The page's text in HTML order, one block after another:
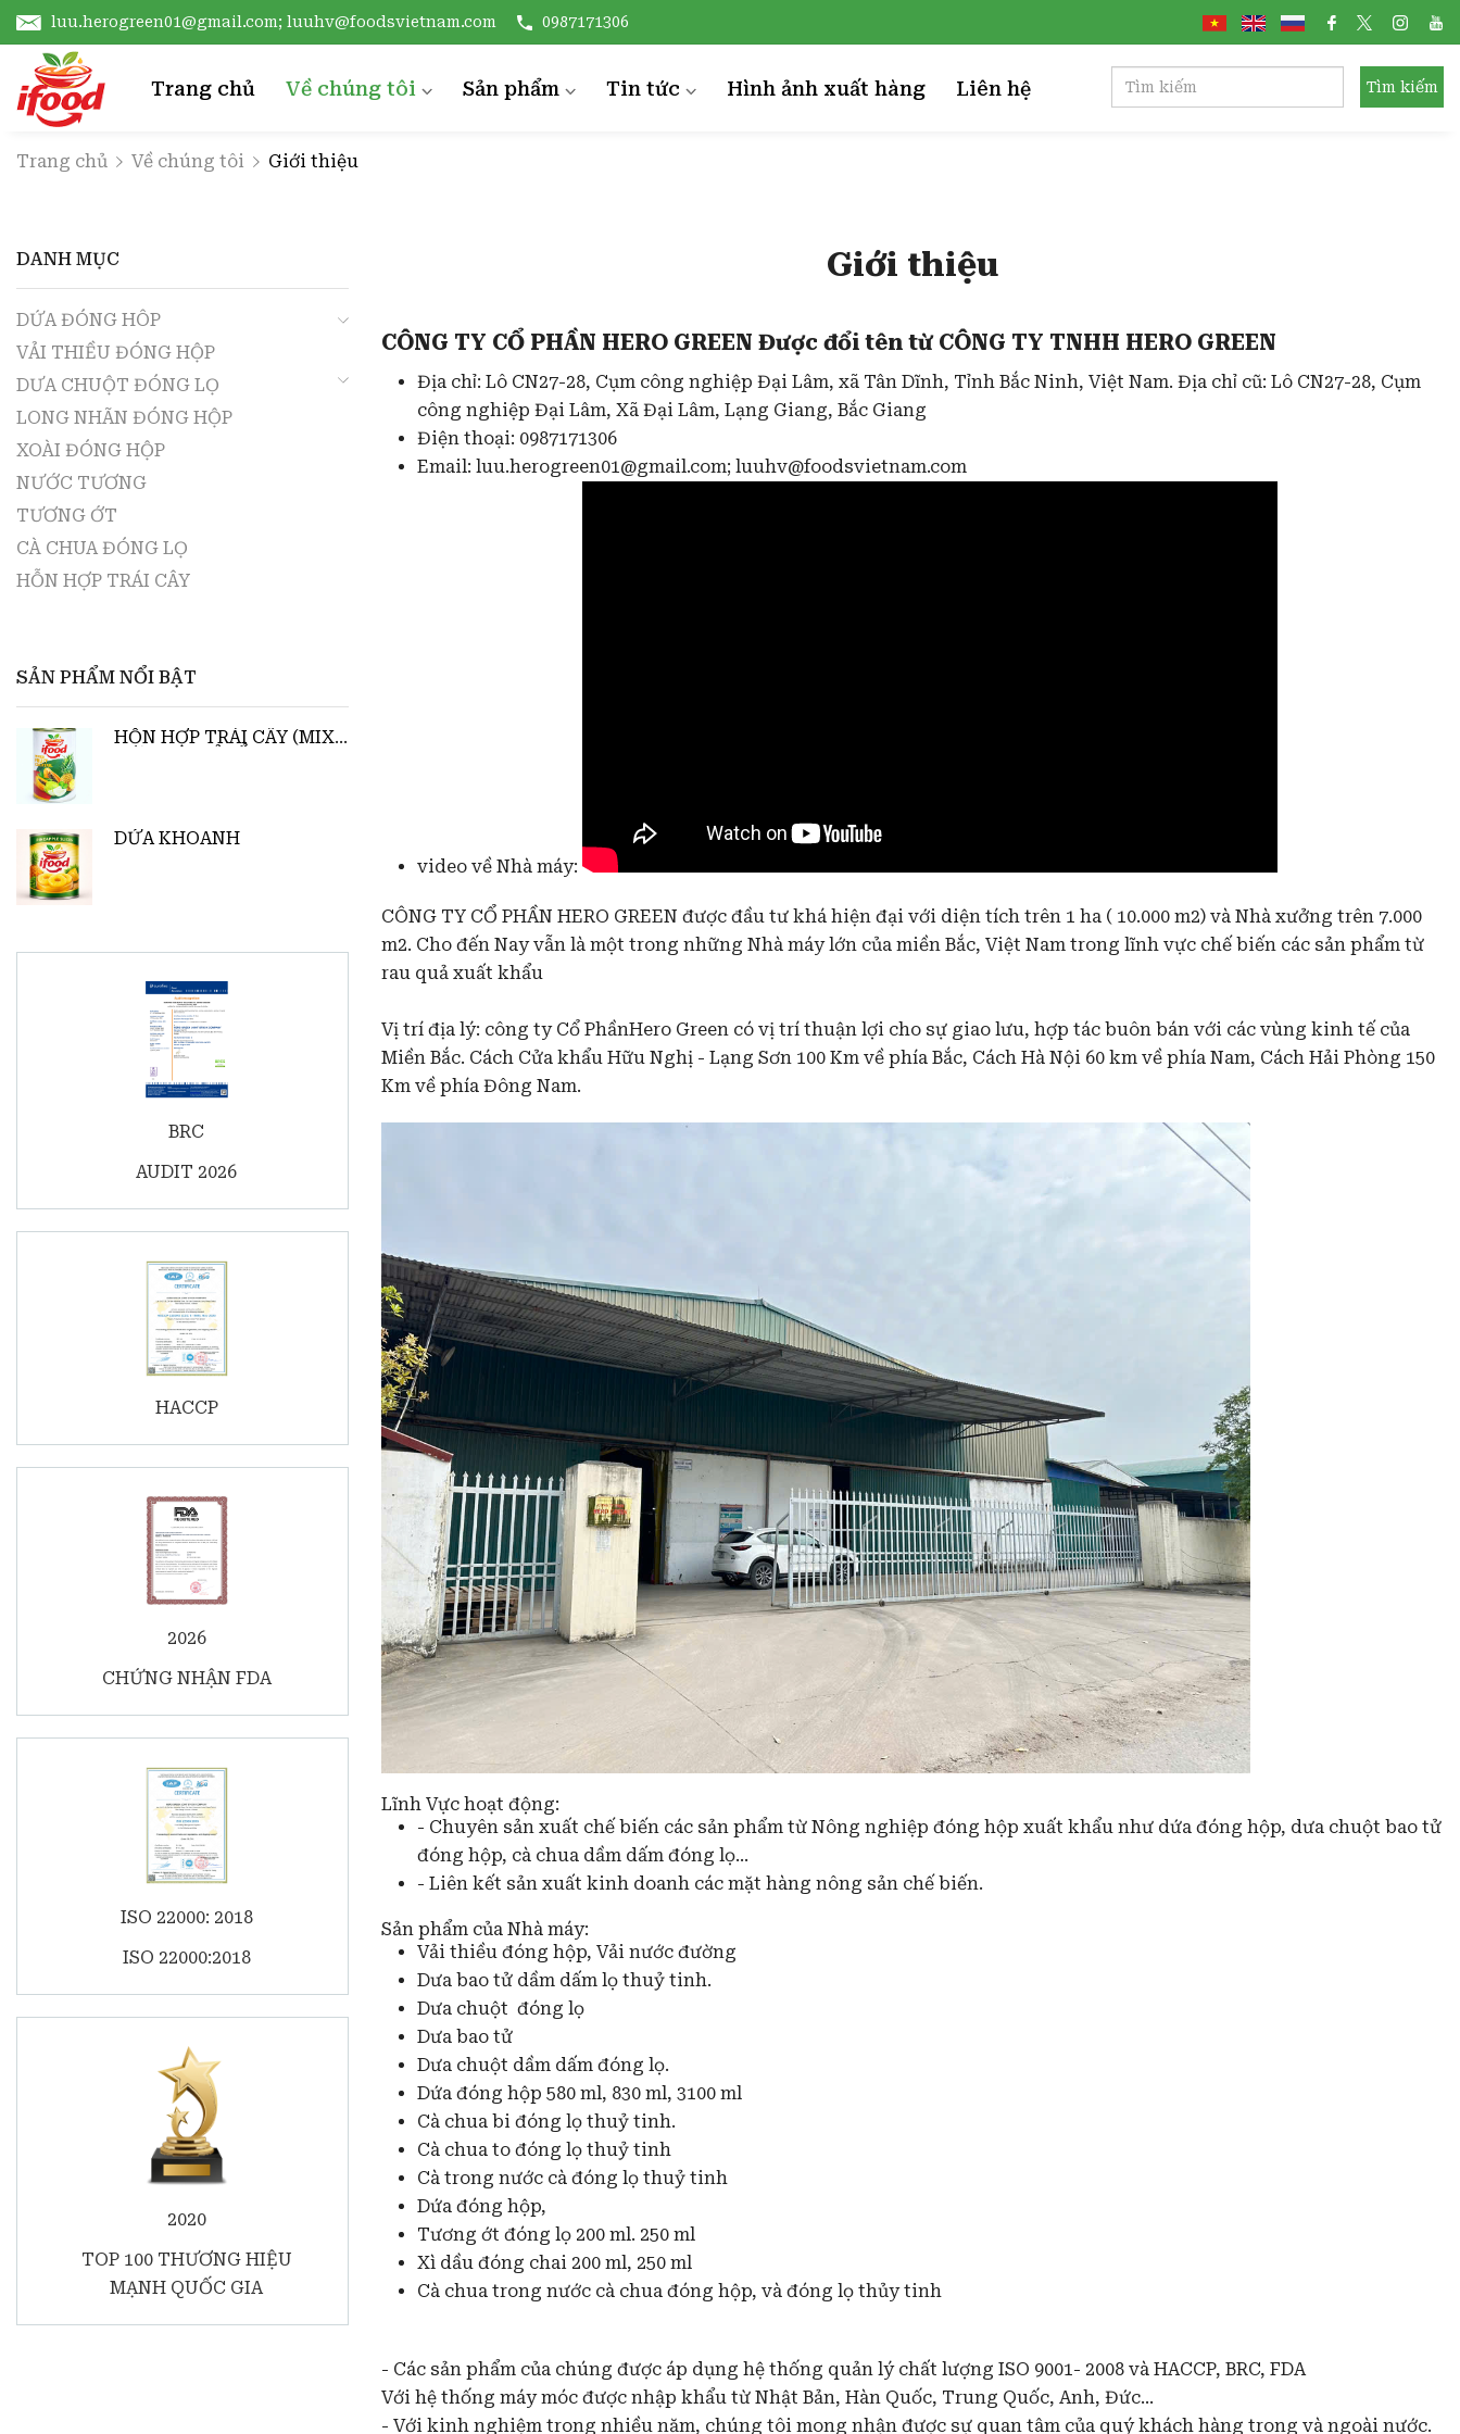
luu.herogreen01@gmail.com; luuhv@foodsvietnam.com 0987171306
Trang chủ Về chúng tôi Sản phẩm
TƯƠNG ỚT
CÀ CHUA ĐÓNG LỌ
Tin tức Hình ảnh xuất hàng Liên hệ Tìm kiếm
Trang chủ Về chúng tôi Giới thiệu
DANH MỤC
DỨA ĐÓNG HÔP
VẢI THIỀU ĐÓNG HỘP
DƯA CHUỘT ĐÓNG LỌ
LONG NHÃN ĐÓNG HỘP
XOÀI ĐÓNG HỘP
NƯỚC TƯƠNG
TƯƠNG ỚT
CÀ CHUA ĐÓNG LỌ
HỖN HỢP TRÁI CÂY
SẢN PHẨM NỔI BẬT
HỖN HỢP TRÁI CÂY (MIX
DỨA KHOANH
BRC
AUDIT 2026
HACCP
2026
CHỨNG NHẬN FDA
ISO 22000: 2018
ISO 22000:2018
2020
TOP 100 THƯƠNG HIỆU
MẠNH QUỐC GIA
Giới thiệu
CÔNG TY CỔ PHẦN HERO GREEN Được đổi tên từ CÔNG TY TNHH HERO GREEN
Địa chỉ: Lô CN27-28, Cụm công nghiệp Đại Lâm, xã Tân Dĩnh, Tỉnh Bắc Ninh, Việt Nam. Địa chỉ cũ: Lô CN27-28, Cụm
công nghiệp Đại Lâm, Xã Đại Lâm, Lạng Giang, Bắc Giang
Điện thoại: 0987171306
Email: luu.herogreen01@gmail.com; luuhv@foodsvietnam.com
video về Nhà máy:
CÔNG TY CỔ PHẦN HERO GREEN được đầu tư khá hiện đại với diện tích trên 1 ha ( 10.000 m2) và Nhà xưởng trên 7.000
m2. Cho đến Nay vẫn là một trong những Nhà máy lớn của miền Bắc, Việt Nam trong lĩnh vực chế biến các sản phẩm từ
rau quả xuất khẩu
Vị trí địa lý: công ty Cổ PhầnHero Green có vị trí thuận lợi cho sự giao lưu, hợp tác buôn bán với các vùng kinh tế của
Miền Bắc. Cách Cửa khẩu Hữu Nghị - Lạng Sơn 100 Km về phía Bắc, Cách Hà Nội 60 km về phía Nam, Cách Hải Phòng 150
Km về phía Đông Nam.
Lĩnh Vực hoạt động:
- Chuyên sản xuất chế biến các sản phẩm từ Nông nghiệp đóng hộp xuất khẩu như dứa đóng hộp, dưa chuột bao tử
đóng hộp, cà chua dầm dấm đóng lọ...
- Liên kết sản xuất kinh doanh các mặt hàng nông sản chế biến.
Sản phẩm của Nhà máy:
Vải thiều đóng hộp, Vải nước đường
Dưa bao tử dầm dấm lọ thuỷ tinh.
Dưa chuột đóng lọ
Dưa bao tử
Dưa chuột dầm dấm đóng lọ.
Dứa đóng hộp 580 ml, 830 ml, 3100 ml
Cà chua bi đóng lọ thuỷ tinh.
Cà chua to đóng lọ thuỷ tinh
Cà trong nước cà đóng lọ thuỷ tinh
Dứa đóng hộp,
Tương ớt đóng lọ 200 ml. 250 ml
Xì dầu đóng chai 200 ml, 250 ml
Cà chua trong nước cà chua đóng hộp, và đóng lọ thủy tinh
- Các sản phẩm của chúng được áp dụng hệ thống quản lý chất lượng ISO 9001- 2008 và HACCP, BRC, FDA
Với hệ thống máy móc được nhập khẩu từ Nhật Bản, Hàn Quốc, Trung Quốc, Anh, Đức...
- Với kinh nghiệm trong nhiều năm, chúng tôi mong nhận được sự quan tâm của quý khách hàng trong và ngoài nước.